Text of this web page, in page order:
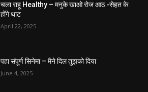
चला राहू Healthy – मनुके खाओ रोज आठ -सेहत के
होंगे थाट
April 22, 2025
पहा संपूर्ण सिनेमा – मैने दिल तुझको दिया
June 4, 2025